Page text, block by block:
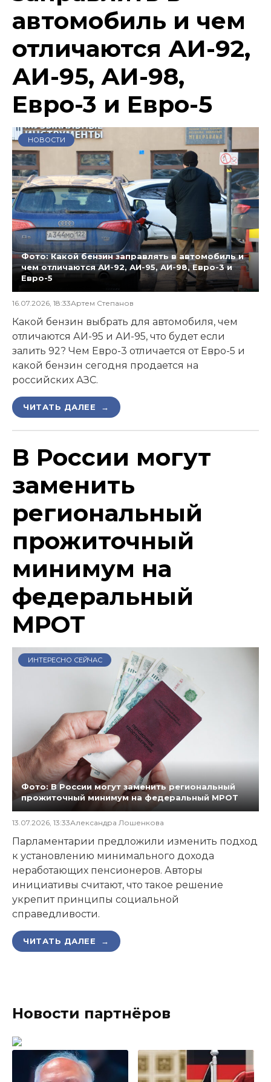
автомобиль и чем
отличаются АИ-92,
АИ-95, АИ-98,
Евро-3 и Евро-5
НОВОСТИ
Фото: Какой бензин заправлять в автомобиль и
чем отличаются АИ-92, АИ-95, АИ-98, Евро-3 и
Евро-5
16.07.2026, 18:33Артем Степанов
Какой бензин выбрать для автомобиля, чем
отличаются АИ-95 и АИ-95, что будет если
залить 92? Чем Евро-3 отличается от Евро-5 и
какой бензин сегодня продается на
российских АЗС.
ЧИТАТЬ ДАЛЕЕ →
В России могут
заменить
региональный
прожиточный
минимум на
федеральный
МРОТ
ИНТЕРЕСНО СЕЙЧАС
Фото: В России могут заменить региональный
прожиточный минимум на федеральный МРОТ
13.07.2026, 13:33Александра Лошенкова
Парламентарии предложили изменить подход
к установлению минимального дохода
неработающих пенсионеров. Авторы
инициативы считают, что такое решение
укрепит принципы социальной
справедливости.
ЧИТАТЬ ДАЛЕЕ →
Новости партнёров